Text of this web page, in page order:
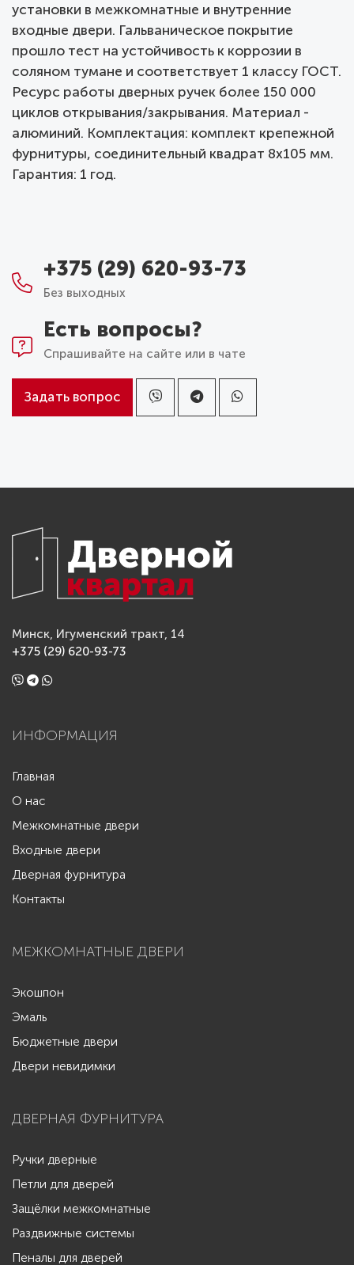
установки в межкомнатные и внутренние
входные двери. Гальваническое покрытие
прошло тест на устойчивость к коррозии в
соляном тумане и соответствует 1 классу ГОСТ.
Ресурс работы дверных ручек более 150 000
циклов открывания/закрывания. Материал -
алюминий. Комплектация: комплект крепежной
фурнитуры, соединительный квадрат 8x105 мм.
Гарантия: 1 год.
+375 (29) 620-93-73
Без выходных
Есть вопросы?
Спрашивайте на сайте или в чате
Задать вопрос
Минск, Игуменский тракт, 14
+375 (29) 620-93-73
ИНФОРМАЦИЯ
Главная
О нас
Межкомнатные двери
Входные двери
Дверная фурнитура
Контакты
МЕЖКОМНАТНЫЕ ДВЕРИ
Экошпон
Эмаль
Бюджетные двери
Двери невидимки
ДВЕРНАЯ ФУРНИТУРА
Ручки дверные
Петли для дверей
Защёлки межкомнатные
Раздвижные системы
Пеналы для дверей